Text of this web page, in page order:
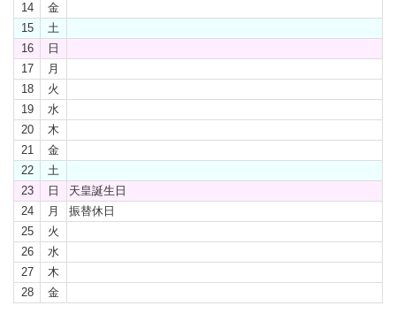
14
金
15
土
16
日
17
月
18
火
19
水
20
木
21
金
22
土
23
日
天皇誕生日
24
月
振替休日
25
火
26
水
27
木
28
金